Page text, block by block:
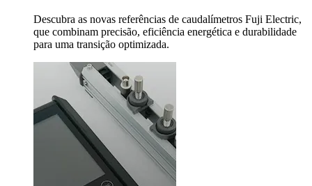
Descubra as novas referências de caudalímetros Fuji Electric,
que combinam precisão, eficiência energética e durabilidade
para uma transição optimizada.